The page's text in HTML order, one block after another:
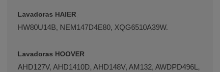
Lavadoras HAIER
HW80U14B, NEM147D4E80, XQG6510A39W.
Lavadoras HOOVER
AHD127V, AHD1410D, AHD148V, AM132, AWDPD496L,